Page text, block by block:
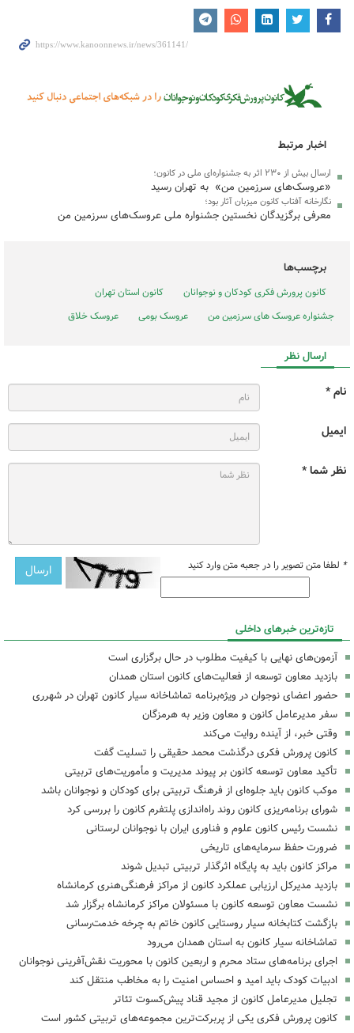
اخبار مرتبط
ارسال بیش از ۲۳۰ اثر به جشنواره‌ای ملی در کانون؛
«عروسک‌های سرزمین من» به تهران رسید
نگارخانه آفتاب کانون میزبان آثار بود؛
معرفی برگزیدگان نخستین جشنواره ملی عروسک‌های سرزمین من
برچسب‌ها
کانون پرورش فکری کودکان و نوجوانان
کانون استان تهران
جشنواره عروسک های سرزمین من
عروسک بومی عروسک خلاق
ارسال نظر
نام *
ایمیل
نظر شما *
* لطفا متن تصویر را در جعبه متن وارد کنید
تازه‌ترین خبرهای داخلی
آزمون‌های نهایی با کیفیت مطلوب در حال برگزاری است
بازدید معاون توسعه از فعالیت‌های کانون استان همدان
حضور اعضای نوجوان در ویژه‌برنامه تماشاخانه سیار کانون تهران در شهرری
سفر مدیرعامل کانون و معاون وزیر به هرمزگان
وقتی خبر، از آینده روایت می‌کند
کانون پرورش فکری درگذشت محمد حقیقی را تسلیت گفت
تأکید معاون توسعه کانون بر پیوند مدیریت و مأموریت‌های تربیتی
موکب کانون باید جلوه‌ای از فرهنگ تربیتی برای کودکان و نوجوانان باشد
شورای برنامه‌ریزی کانون روند راه‌اندازی پلتفرم کانون را بررسی کرد
نشست رئیس کانون علوم و فناوری ایران با نوجوانان لرستانی
ضرورت حفظ سرمایه‌های تاریخی
مراکز کانون باید به پایگاه اثرگذار تربیتی تبدیل شوند
بازدید مدیرکل ارزیابی عملکرد کانون از مراکز فرهنگی‌هنری کرمانشاه
نشست معاون توسعه کانون با مسئولان مراکز کرمانشاه برگزار شد
بازگشت کتابخانه سیار روستایی کانون خاتم به چرخه خدمت‌رسانی
تماشاخانه سیار کانون به استان همدان می‌رود
اجرای برنامه‌های ستاد محرم و اربعین کانون با محوریت نقش‌آفرینی نوجوانان
ادبیات کودک باید امید و احساس امنیت را به مخاطب منتقل کند
تجلیل مدیرعامل کانون از مجید قناد پیش‌کسوت تئاتر
کانون پرورش فکری یکی از پربرکت‌ترین مجموعه‌های تربیتی کشور است